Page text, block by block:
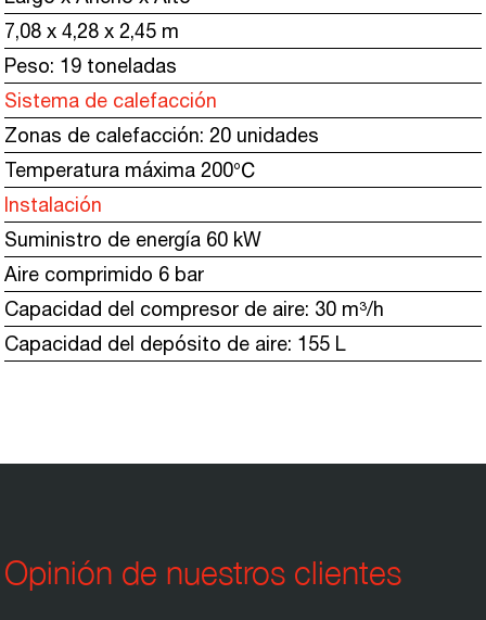
7,08 x 4,28 x 2,45 m
Peso: 19 toneladas
Sistema de calefacción
Zonas de calefacción: 20 unidades
Temperatura máxima 200℃
Instalación
Suministro de energía 60 kW
Aire comprimido 6 bar
Capacidad del compresor de aire: 30 m³/h
Capacidad del depósito de aire: 155 L
Opinión de nuestros clientes